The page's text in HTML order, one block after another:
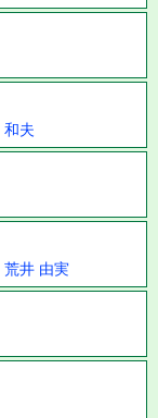
夫
荒井 由実